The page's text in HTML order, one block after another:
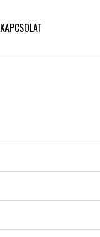
KAPCSOLAT